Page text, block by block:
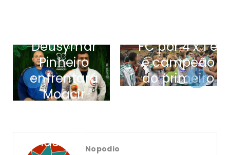
Deusymar
Pinheiro
enfrentará
Moacir
Classic 5.0
FC por 4 x 1 e
é campeão
do primeiro
turno do
Nopodio